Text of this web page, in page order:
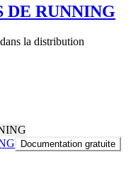
DE RUNNING
la distribution
Documentation gratuite